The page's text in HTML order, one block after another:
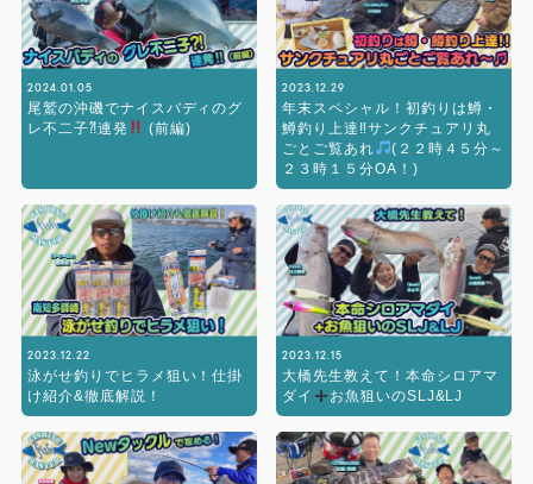
2024.01.05
尾鷲の沖磯でナイスバディのグ
レ不二子⁈連発
(前編)
2023.12.29
年末スペシャル！初釣りは鱒・
鱒釣り上達‼︎サンクチュアリ丸
ごとご覧あれ
(２２時４５分～
２３時１５分OA！)
2023.12.22
泳がせ釣りでヒラメ狙い！仕掛
け紹介&徹底解説！
2023.12.15
大橋先生教えて！本命シロアマ
ダイ
お魚狙いのSLJ&LJ